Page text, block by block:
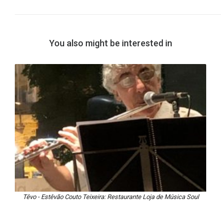
You also might be interested in
Têvo - Estêvão Couto Teixeira: Restaurante Loja de Música Soul